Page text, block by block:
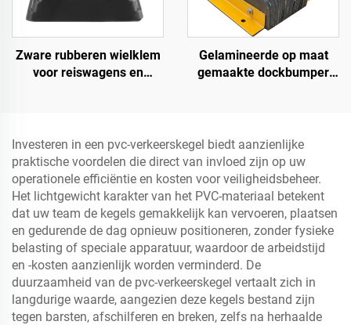
Zware rubberen wielklem
voor reiswagens en
Product
Gelamineerde op maat
gemaakte dockbumper
Investeren in een pvc-verkeerskegel biedt aanzienlijke
praktische voordelen die direct van invloed zijn op uw
operationele efficiëntie en kosten voor veiligheidsbeheer.
Het lichtgewicht karakter van het PVC-materiaal betekent
dat uw team de kegels gemakkelijk kan vervoeren, plaatsen
en gedurende de dag opnieuw positioneren, zonder fysieke
belasting of speciale apparatuur, waardoor de arbeidstijd
en -kosten aanzienlijk worden verminderd. De
duurzaamheid van de pvc-verkeerskegel vertaalt zich in
langdurige waarde, aangezien deze kegels bestand zijn
tegen barsten, afschilferen en breken, zelfs na herhaalde